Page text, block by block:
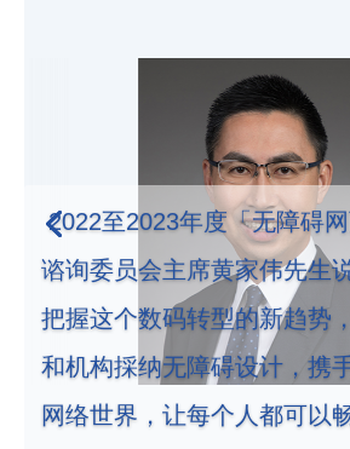
2022至2023年度「无障碍
谘询委员会主席黄家伟先生
把握这个数码转型的新趋势
和机构採纳无障碍设计，携
网络世界，让每个人都可以